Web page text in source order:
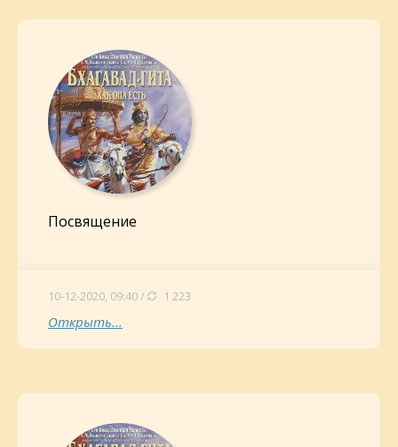
Посвящение
10-12-2020, 09:40 / 1 223
Открыть...